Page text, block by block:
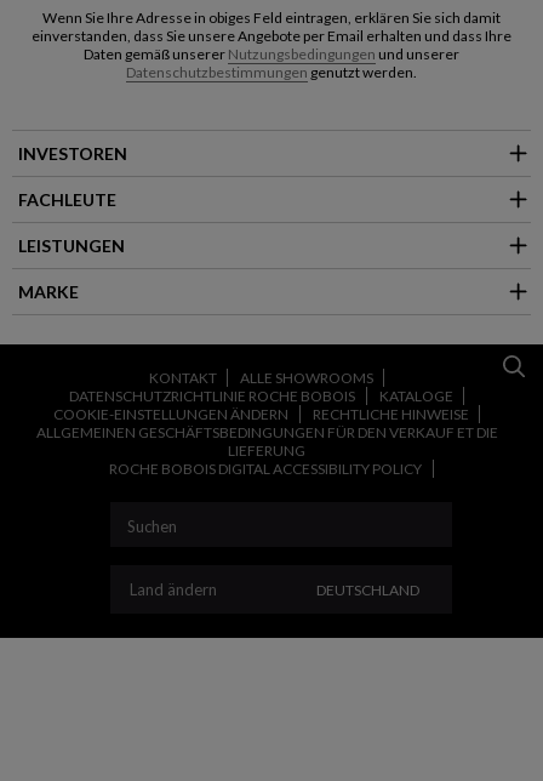
Wenn Sie Ihre Adresse in obiges Feld eintragen, erklären Sie sich damit
einverstanden, dass Sie unsere Angebote per Email erhalten und dass Ihre
Daten gemäß unserer Nutzungsbedingungen und unserer
Datenschutzbestimmungen genutzt werden.
INVESTOREN
FACHLEUTE
LEISTUNGEN
MARKE
KONTAKT
ALLE SHOWROOMS
DATENSCHUTZRICHTLINIE ROCHE BOBOIS
KATALOGE
COOKIE-EINSTELLUNGEN ÄNDERN
RECHTLICHE HINWEISE
ALLGEMEINEN GESCHÄFTSBEDINGUNGEN FÜR DEN VERKAUF ET DIE
LIEFERUNG
ROCHE BOBOIS DIGITAL ACCESSIBILITY POLICY
Land ändern LAND ÄNDERN
DEUTSCHLAND